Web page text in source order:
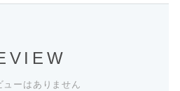
ューはありません